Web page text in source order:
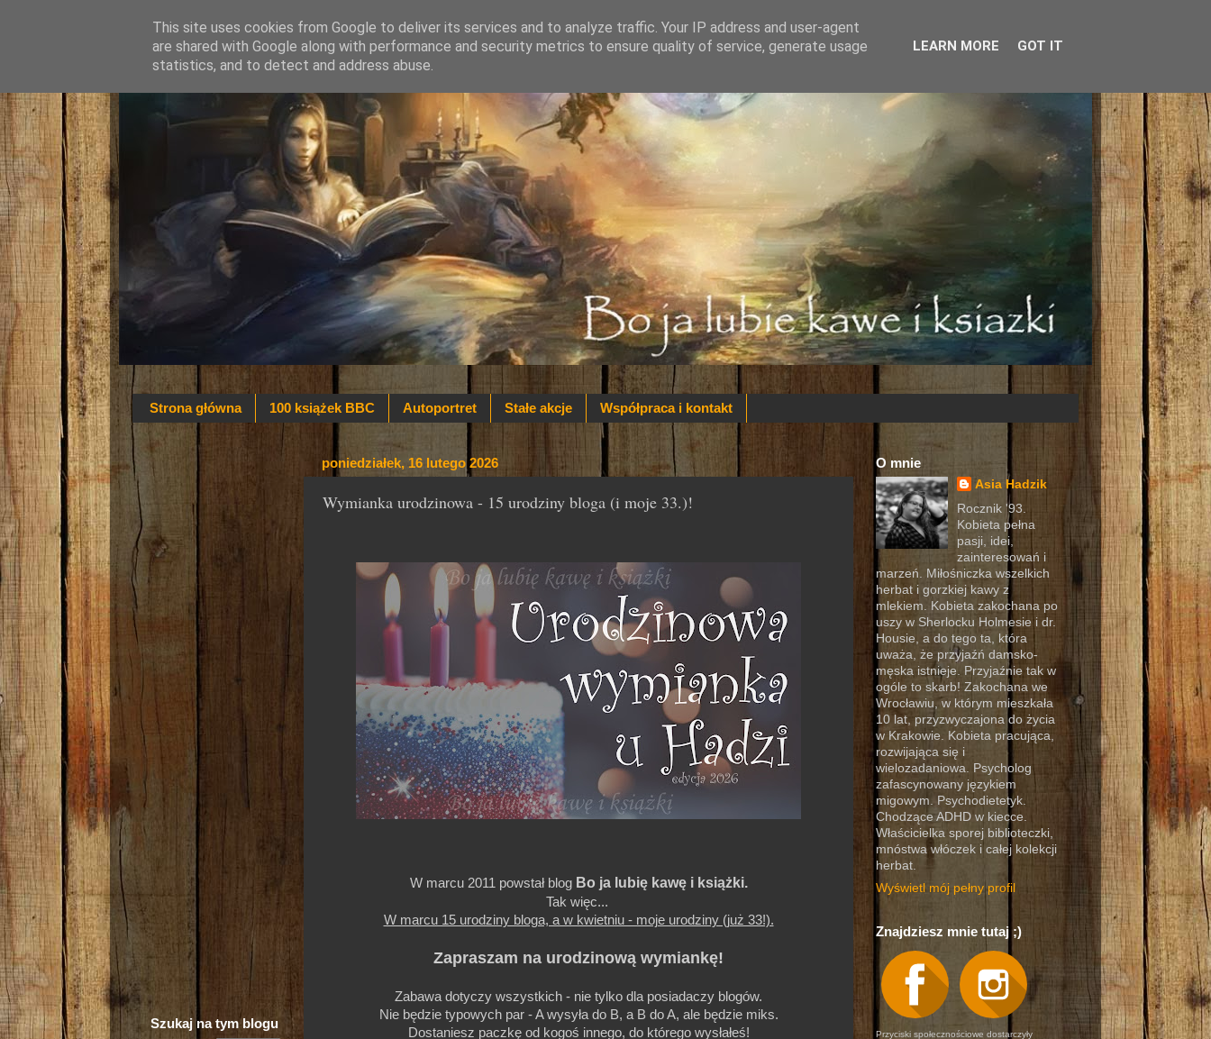
Strona główna 100 książek BBC Autoportret Stałe akcje Współpraca i kontakt
poniedziałek, 16 lutego 2026
Wymianka urodzinowa - 15 urodziny bloga (i moje 33.)!
W marcu 2011 powstał blog Bo ja lubię kawę i książki.
Tak więc...
W marcu 15 urodziny bloga, a w kwietniu - moje urodziny (już 33!).
Zapraszam na urodzinową wymiankę!
Zabawa dotyczy wszystkich - nie tylko dla posiadaczy blogów.
Nie będzie typowych par - A wysyła do B, a B do A, ale będzie miks.
Dostaniesz paczkę od kogoś innego, do którego wysłałeś!
Szukaj na tym blogu
O mnie
Asia Hadzik
Rocznik '93.
Kobieta pełna
pasji, idei,
zainteresowań i
marzeń. Miłośniczka wszelkich
herbat i gorzkiej kawy z
mlekiem. Kobieta zakochana po
uszy w Sherlocku Holmesie i dr.
Housie, a do tego ta, która
uważa, że przyjaźń damsko-
męska istnieje. Przyjaźnie tak w
ogóle to skarb! Zakochana we
Wrocławiu, w którym mieszkała
10 lat, przyzwyczajona do życia
w Krakowie. Kobieta pracująca,
rozwijająca się i
wielozadaniowa. Psycholog
zafascynowany językiem
migowym. Psychodietetyk.
Chodzące ADHD w kiecce.
Właścicielka sporej biblioteczki,
mnóstwa włóczek i całej kolekcji
herbat.
Wyświetl mój pełny profil
Znajdziesz mnie tutaj ;)
Przyciski społecznościowe dostarczyły
This site uses cookies from Google to deliver its services and to analyze traffic. Your IP address and user-agent
are shared with Google along with performance and security metrics to ensure quality of service, generate usage
statistics, and to detect and address abuse.
LEARN MORE GOT IT